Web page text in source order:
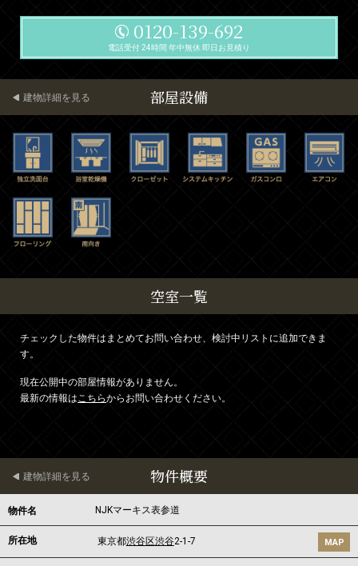
0120-139-692
電話受付 24時間 年中無休 即日お見積り
部屋設備
建物詳細を見る
空室一覧
チェックした物件はまとめてお問い合わせ、検討中リストに追加できま
す。
現在公開中の部屋情報がありません。
最新の情報はこちらからお問い合わせください。
物件概要
建物詳細を見る
物件名 NJKマーキス表参道
所在地 東京都渋谷区渋谷2-1-7 MAP